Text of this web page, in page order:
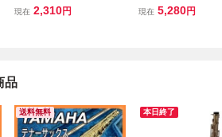
テナーサックス #001540
現在 2,310円
テナーサックス
現在 5,280円
品
送料無料 本日終了